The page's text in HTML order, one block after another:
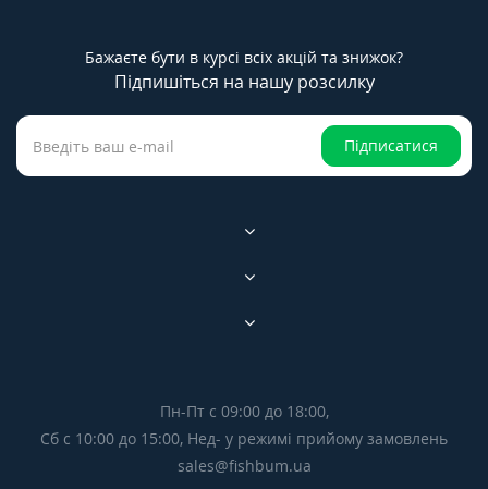
Бажаєте бути в курсі всіх акцій та знижок?
Підпишіться на нашу розсилку
Підписатися
Пн-Пт с 09:00 до 18:00,
Сб с 10:00 до 15:00, Нед- у режимі прийому замовлень
sales@fishbum.ua